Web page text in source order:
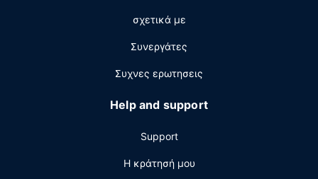
επωφεληθείτε από το room service (κατά τη διάρκεια
συγκεκριμένων ωρών μόνο). Ξεδιψάστε με το
αγαπημένο σας ποτό στο μπαρ/lounge. Με επιπλέον
χρέωση είναι διαθέσιμο πρωινό (σε μπουφέ) καθημερινά
check-out, υπηρεσίες στεγνοκαθαριστηρίου/πλυντηρίων
και ρεσεψιόν όλο το 24ωρο. Θέλετε να οργανώσετε μια
σχετικά με
Συνεργάτες
Συχνες ερωτησεις
Help and support
Support
Η κράτησή μου